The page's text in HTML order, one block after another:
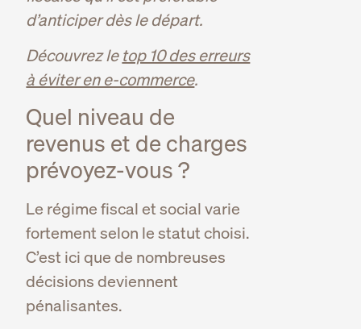
d’anticiper dès le départ.
Découvrez letop 10 des erreurs
à éviter en e-commerce.
Quel niveau de
revenus et de charges
prévoyez-vous ?
Le régime fiscal et social varie
fortement selon le statut choisi.
C’est ici que de nombreuses
décisions deviennent
pénalisantes.